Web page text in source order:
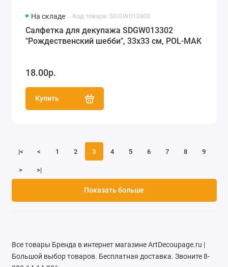
На складе Код товара: SDGW013302
Салфетка для декупажа SDGW013302
"Рождественский шебби", 33х33 см, POL-MAK
18.00р.
Купить
|< < 1 2 3 4 5 6 7 8 9
> >|
Показать больше
Все товары Бренда в интернет магазине ArtDecoupage.ru |
Большой выбор товаров. Бесплатная доставка. Звоните 8-